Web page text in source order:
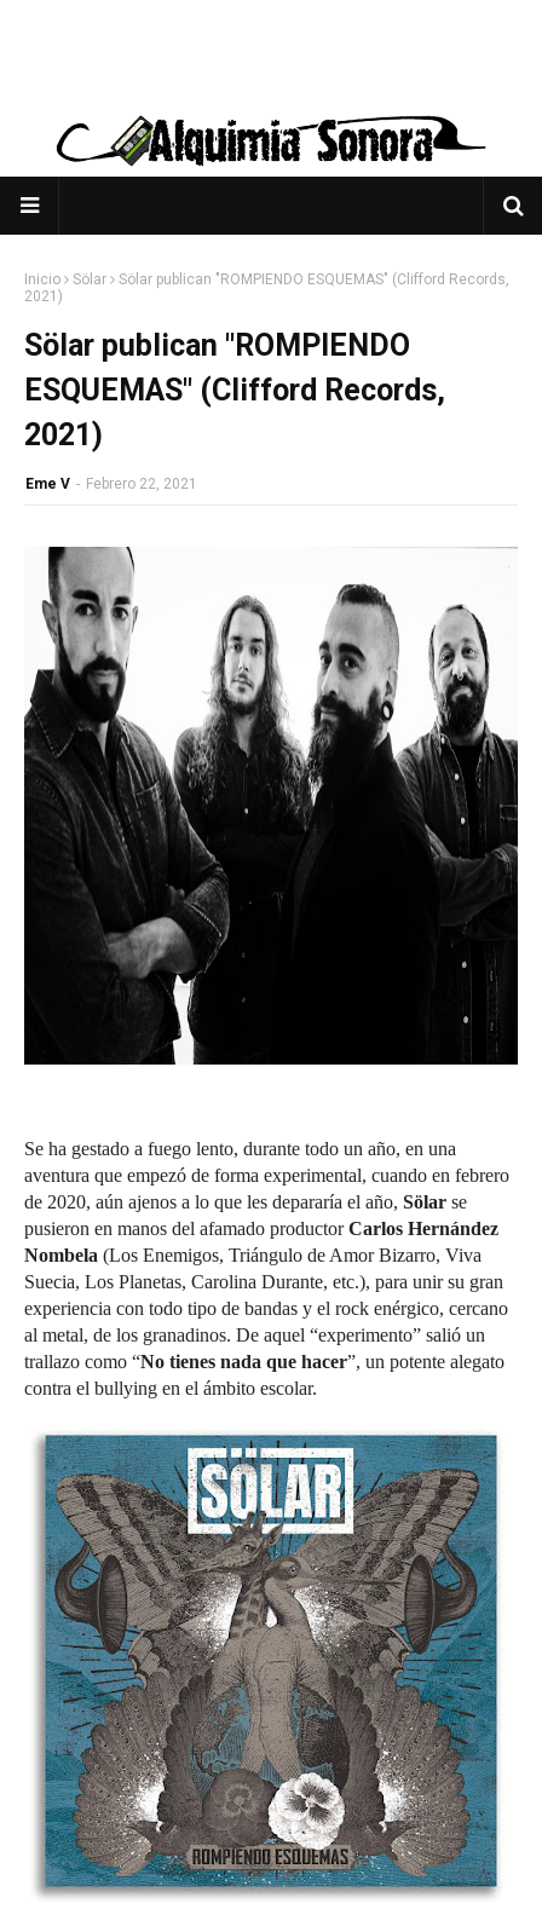
Inicio Sölar
Sölar publican "ROMPIENDO ESQUEMAS" (Clifford Records,
2021)
Sölar publican "ROMPIENDO
ESQUEMAS" (Clifford Records,
2021)
Eme V - Febrero 22, 2021
Se ha gestado a fuego lento, durante todo un año, en una
aventura que empezó de forma experimental, cuando en febrero
de 2020, aún ajenos a lo que les depararía el año, Sölar se
pusieron en manos del afamado productorCarlos Hernández
Nombela (Los Enemigos, Triángulo de Amor Bizarro, Viva
Suecia, Los Planetas, Carolina Durante, etc.), para unir su gran
experiencia con todo tipo de bandas y el rock enérgico, cercano
al metal, de los granadinos. De aquel “experimento” salió un
trallazo como “No tienes nada que hacer”, un potente alegato
contra el bullying en el ámbito escolar.